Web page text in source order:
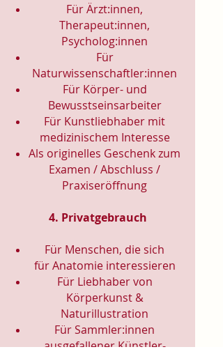
Für Ärzt:innen,
Therapeut:innen,
Psycholog:innen
Für
Naturwissenschaftler:innen
Für Körper- und
Bewusstseinsarbeiter
Für Kunstliebhaber mit
medizinischem Interesse
Als originelles Geschenk zum
Examen / Abschluss /
Praxiseröffnung
4. Privatgebrauch
Für Menschen, die sich
fürAnatomieinteressieren
Für Liebhaber von
Körperkunst &
Naturillustration
Für Sammler:innen
ausgefallener Künstler-